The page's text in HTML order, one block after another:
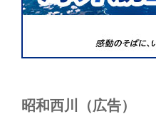
昭和西川（広告）